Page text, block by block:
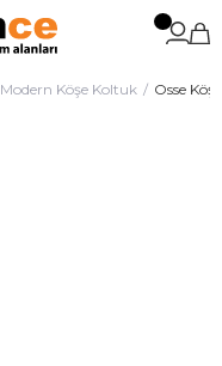
Modern Köşe Koltuk Osse